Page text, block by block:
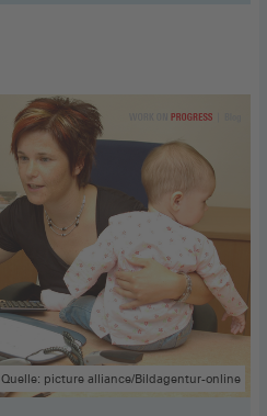
Quelle: picture alliance/Bildagentur-online